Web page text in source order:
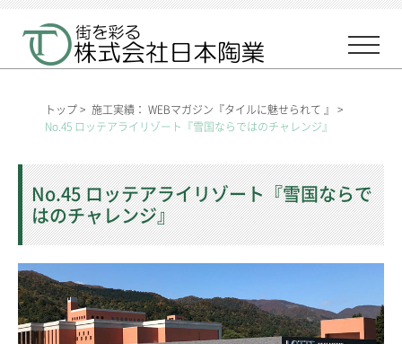
トップ> 施工実績： WEBマガジン『タイルに魅せられて 』 >
No.45 ロッテアライリゾート『雪国ならではのチャレンジ』
No.45 ロッテアライリゾート『雪国ならで
はのチャレンジ』